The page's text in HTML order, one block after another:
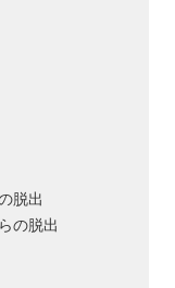
脱出
の脱出